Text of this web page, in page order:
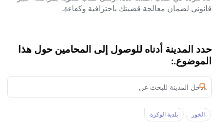
قانوني لضمان معالجة قضيتك باحترافية وكفاءة.
حدد المدينة أدناه للوصول إلى المحامين حول هذا
الموضوع.:
الخور‎ بلدية الوكرة